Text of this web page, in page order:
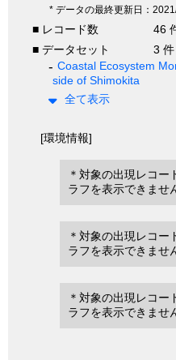
* データの最終更新日：
■ レコード数
46
■ データセット
3 件
Coastal Ecosystem
side of Shimokita
全て表示
[環境情報]
＊対象の出現レコ
ラフを表示できませ
＊対象の出現レコ
ラフを表示できませ
＊対象の出現レコ
ラフを表示できませ